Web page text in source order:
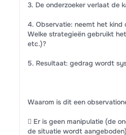
3. De onderzoeker verlaat de
4. Observatie: neemt het kind
Welke strategieën gebruikt
etc.)?
5. Resultaat: gedrag wordt
Waarom is dit een
 Er is geen manipulatie (de
de situatie wordt